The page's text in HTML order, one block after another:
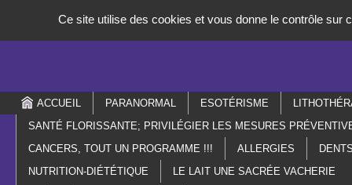
ACCUEIL PARANORMAL ESOTÉRISME
SANTÉ FLORISSANTE; PRIVILÉGIER LES MESURES
CANCERS, TOUT UN PROGRAMME !!!
ALLERGIES
NUTRITION-DIÉTÉTIQUE
LE LAIT UNE SACRÉE VACHERIE
Ce site utilise des cookies et vous donne le contrôle sur